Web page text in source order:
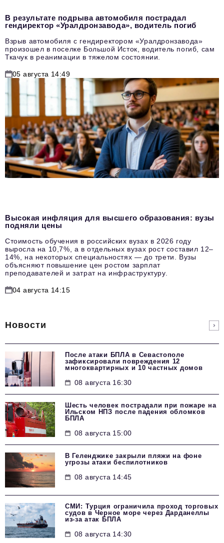
В результате подрыва автомобиля пострадал
гендиректор «Уралдронзавода», водитель погиб
Взрыв автомобиля с гендиректором «Уралдронзавода»
произошел в поселке Большой Исток, водитель погиб, сам
Ткачук в реанимации в тяжелом состоянии.
05 августа 14:49
Высокая инфляция для высшего образования: вузы
подняли цены
Стоимость обучения в российских вузах в 2026 году
выросла на 10,7%, а в отдельных вузах рост составил 12–
14%, на некоторых специальностях — до трети. Вузы
объясняют повышение цен ростом зарплат
преподавателей и затрат на инфраструктуру.
04 августа 14:15
Новости
После атаки БПЛА в Севастополе
зафиксировали повреждения 12
многоквартирных и 10 частных домов
08 августа 16:30
Шесть человек пострадали при пожаре на
Ильском НПЗ после падения обломков
БПЛА
08 августа 15:00
В Геленджике закрыли пляжи на фоне
угрозы атаки беспилотников
08 августа 14:45
СМИ: Турция ограничила проход торговых
судов в Черное море через Дарданеллы
из-за атак БПЛА
08 августа 14:30